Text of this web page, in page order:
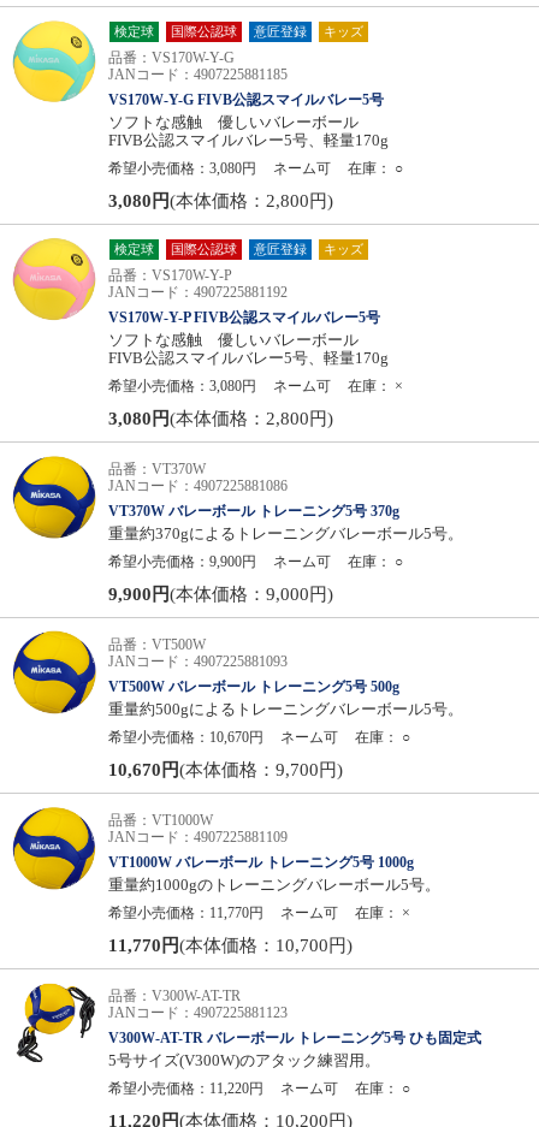
検定球 国際公認球 意匠登録 キッズ
品番：VS170W-Y-G
JANコード：4907225881185
VS170W-Y-G FIVB公認スマイルバレー5号
ソフトな感触 優しいバレーボール
FIVB公認スマイルバレー5号、軽量170g
希望小売価格：3,080円
ネーム可 在庫： ○
3,080円(本体価格：2,800円)
検定球 国際公認球 意匠登録 キッズ
品番：VS170W-Y-P
JANコード：4907225881192
VS170W-Y-P FIVB公認スマイルバレー5号
ソフトな感触 優しいバレーボール
FIVB公認スマイルバレー5号、軽量170g
希望小売価格：3,080円
ネーム可 在庫： ×
3,080円(本体価格：2,800円)
品番：VT370W
JANコード：4907225881086
VT370W バレーボール トレーニング5号 370g
重量約370gによるトレーニングバレーボール5号。
希望小売価格：9,900円
ネーム可 在庫： ○
9,900円(本体価格：9,000円)
品番：VT500W
JANコード：4907225881093
VT500W バレーボール トレーニング5号 500g
重量約500gによるトレーニングバレーボール5号。
希望小売価格：10,670円
ネーム可 在庫： ○
10,670円(本体価格：9,700円)
品番：VT1000W
JANコード：4907225881109
VT1000W バレーボール トレーニング5号 1000g
重量約1000gのトレーニングバレーボール5号。
希望小売価格：11,770円
ネーム可 在庫： ×
11,770円(本体価格：10,700円)
品番：V300W-AT-TR
JANコード：4907225881123
V300W-AT-TR バレーボール トレーニング5号 ひも固定式
5号サイズ(V300W)のアタック練習用。
希望小売価格：11,220円
ネーム可 在庫： ○
11,220円(本体価格：10,200円)